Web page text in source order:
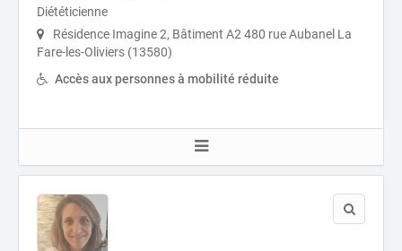
Diététicienne
Résidence Imagine 2, Bâtiment A2 480 rue Aubanel La
Fare-les-Oliviers (13580)
Accès aux personnes à mobilité réduite